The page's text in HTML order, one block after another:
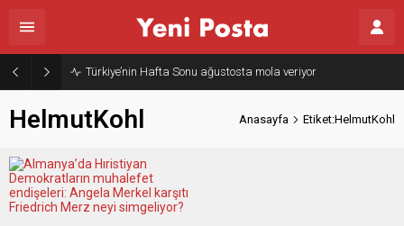
Türkiye’nin Hafta Sonu ağustosta mola veriyor
HelmutKohl Anasayfa Etiket:HelmutKohl